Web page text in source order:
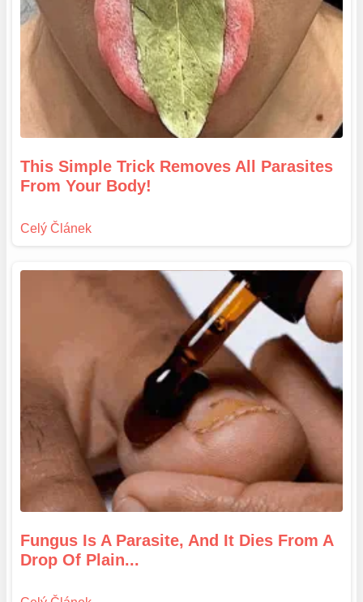
This Simple Trick Removes All Parasites
From Your Body!
Fungus Is A Parasite, And It Dies From A
Drop Of Plain...